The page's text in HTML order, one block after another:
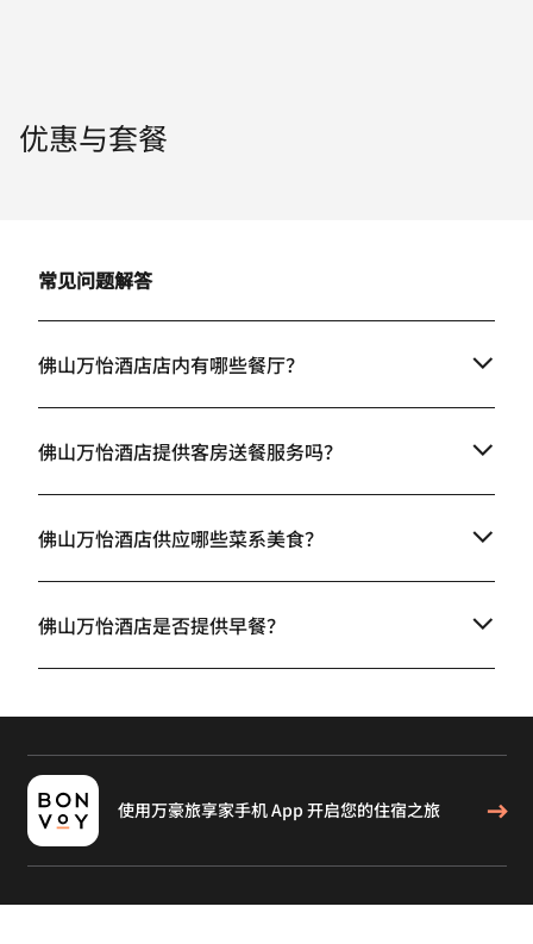
优惠与套餐
常见问题解答
佛山万怡酒店店内有哪些餐厅？
佛山万怡酒店提供客房送餐服务吗？
佛山万怡酒店供应哪些菜系美食？
佛山万怡酒店是否提供早餐？
使用万豪旅享家手机 App 开启您的住宿之旅